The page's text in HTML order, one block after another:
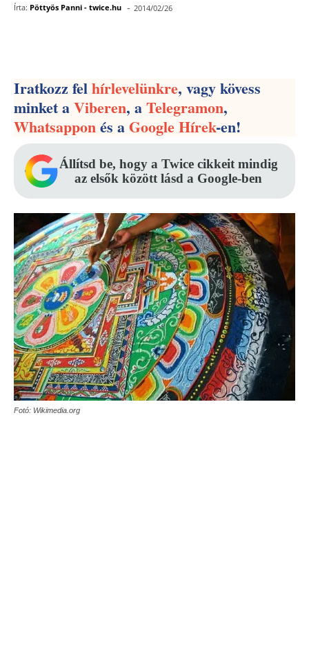
Írta: Pöttyös Panni - twice.hu - 2014/02/26
Iratkozz felhírlevelünkre, vagy kövess
minket aViberen, aTelegramon,
Whatsapponés aGoogle Hírek-en!
Állítsd be, hogy a Twice cikkeit mindig
az elsők között lásd a Google-ben
Fotó: Wikimedia.org